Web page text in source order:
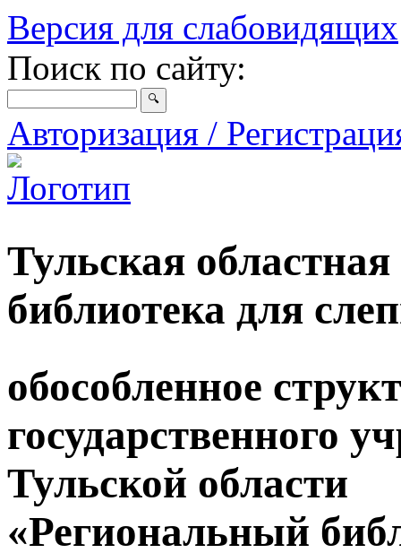
Версия для слабовидящих
Поиск по сайту:
Авторизация /
Тульская
библиотека для
обособленное
государственного
Тульской области
«Региональный